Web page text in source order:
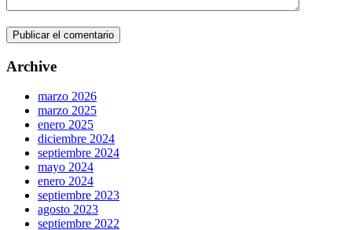
Archive
marzo 2026
marzo 2025
enero 2025
diciembre 2024
septiembre 2024
mayo 2024
enero 2024
septiembre 2023
agosto 2023
septiembre 2022